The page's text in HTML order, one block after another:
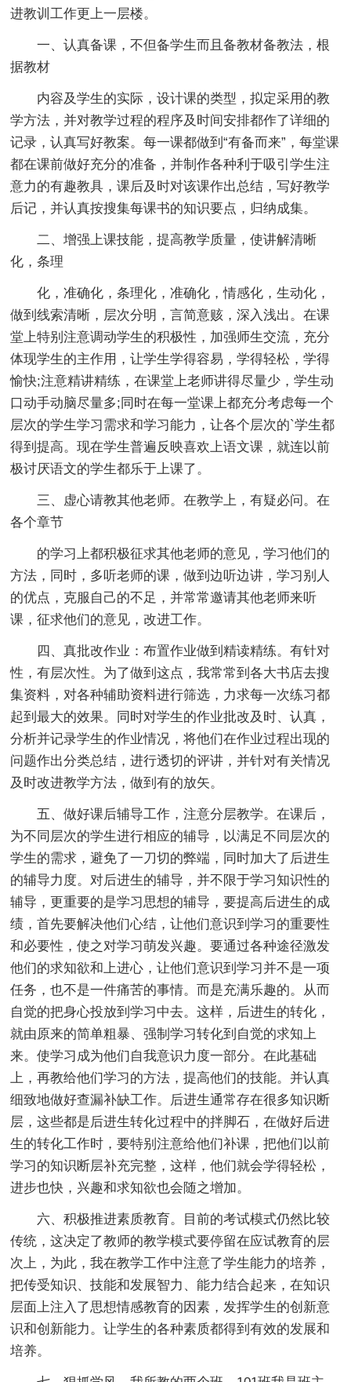
进教训工作更上一层楼。
一、认真备课，不但备学生而且备教材备教法，根
据教材
内容及学生的实际，设计课的类型，拟定采用的教
学方法，并对教学过程的程序及时间安排都作了详细的
记录，认真写好教案。每一课都做到“有备而来”，每堂课
都在课前做好充分的准备，并制作各种利于吸引学生注
意力的有趣教具，课后及时对该课作出总结，写好教学
后记，并认真按搜集每课书的知识要点，归纳成集。
二、增强上课技能，提高教学质量，使讲解清晰
化，条理
化，准确化，条理化，准确化，情感化，生动化，
做到线索清晰，层次分明，言简意赅，深入浅出。在课
堂上特别注意调动学生的积极性，加强师生交流，充分
体现学生的主作用，让学生学得容易，学得轻松，学得
愉快;注意精讲精练，在课堂上老师讲得尽量少，学生动
口动手动脑尽量多;同时在每一堂课上都充分考虑每一个
层次的学生学习需求和学习能力，让各个层次的`学生都
得到提高。现在学生普遍反映喜欢上语文课，就连以前
极讨厌语文的学生都乐于上课了。
三、虚心请教其他老师。在教学上，有疑必问。在
各个章节
的学习上都积极征求其他老师的意见，学习他们的
方法，同时，多听老师的课，做到边听边讲，学习别人
的优点，克服自己的不足，并常常邀请其他老师来听
课，征求他们的意见，改进工作。
四、真批改作业：布置作业做到精读精练。有针对
性，有层次性。为了做到这点，我常常到各大书店去搜
集资料，对各种辅助资料进行筛选，力求每一次练习都
起到最大的效果。同时对学生的作业批改及时、认真，
分析并记录学生的作业情况，将他们在作业过程出现的
问题作出分类总结，进行透切的评讲，并针对有关情况
及时改进教学方法，做到有的放矢。
五、做好课后辅导工作，注意分层教学。在课后，
为不同层次的学生进行相应的辅导，以满足不同层次的
学生的需求，避免了一刀切的弊端，同时加大了后进生
的辅导力度。对后进生的辅导，并不限于学习知识性的
辅导，更重要的是学习思想的辅导，要提高后进生的成
绩，首先要解决他们心结，让他们意识到学习的重要性
和必要性，使之对学习萌发兴趣。要通过各种途径激发
他们的求知欲和上进心，让他们意识到学习并不是一项
任务，也不是一件痛苦的事情。而是充满乐趣的。从而
自觉的把身心投放到学习中去。这样，后进生的转化，
就由原来的简单粗暴、强制学习转化到自觉的求知上
来。使学习成为他们自我意识力度一部分。在此基础
上，再教给他们学习的方法，提高他们的技能。并认真
细致地做好查漏补缺工作。后进生通常存在很多知识断
层，这些都是后进生转化过程中的拌脚石，在做好后进
生的转化工作时，要特别注意给他们补课，把他们以前
学习的知识断层补充完整，这样，他们就会学得轻松，
进步也快，兴趣和求知欲也会随之增加。
六、积极推进素质教育。
目前的考试模式仍然比较
传统，这决定了教师的教学模式要停留在应试教育的层
次上，为此，我在教学工作中注意了学生能力的培养，
把传受知识、技能和发展智力、能力结合起来，在知识
层面上注入了思想情感教育的因素，发挥学生的创新意
识和创新能力。让学生的各种素质都得到有效的发展和
培养。